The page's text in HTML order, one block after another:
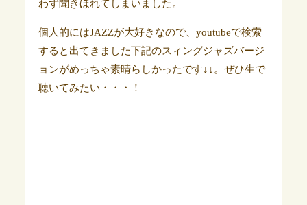
わず聞きほれてしまいました。
個人的にはJAZZが大好きなので、youtubeで検索
すると出てきました下記のスィングジャズバージ
ョンがめっちゃ素晴らしかったです↓↓。ぜひ生で
聴いてみたい・・・！